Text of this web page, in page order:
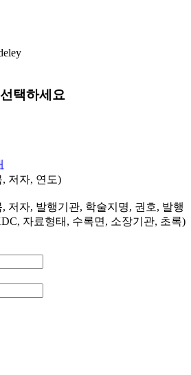
택하세요
저자, 연도)
저자, 발행기관, 학술지명, 권호, 발행
자료형태, 수록면, 소장기관, 초록)